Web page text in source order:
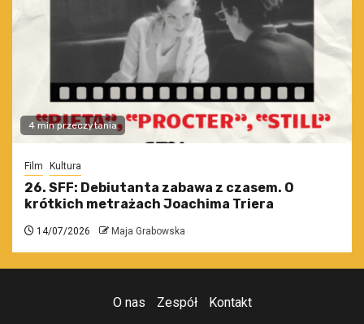
4 min przeczytania
Film Kultura
26. SFF: Debiutanta zabawa z czasem. O
krótkich metrażach Joachima Triera
14/07/2026 Maja Grabowska
O nas Zespół Kontakt